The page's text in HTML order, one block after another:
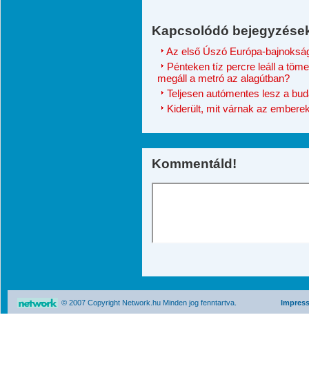
Kapcsolódó
Az első Úszó Európa-
Pénteken tíz percre leáll a
megáll a metró az alagútban?
Teljesen autómentes lesz a
Kiderült, mit várnak az
Kommentáld!
© 2007 Copyright Network.hu Minden jog fenntartva.